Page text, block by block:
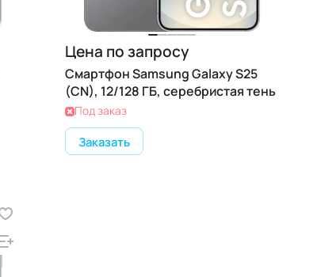
Цена по запросу
Смартфон Samsung Galaxy S25
(CN), 12/128 ГБ, серебристая тень
Под заказ
Заказать